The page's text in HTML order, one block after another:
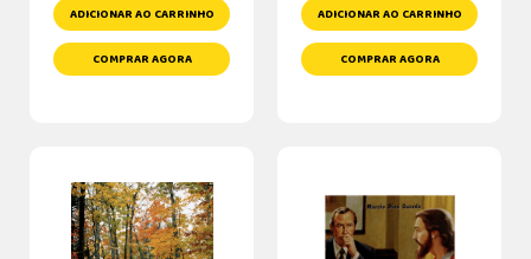
ADICIONAR AO CARRINHO
COMPRAR AGORA
ADICIONAR AO CARRINHO
COMPRAR AGORA